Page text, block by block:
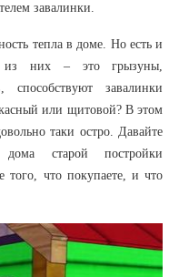
завалинки.
тепла в доме. Но есть и
из них – это грызуны,
способствуют завалинки
или щитовой? В этом
таки остро. Давайте
дома старой постройки
того, что покупаете, и что